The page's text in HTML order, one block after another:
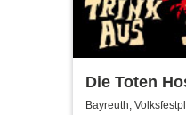
Die Toten
Wir müssen
Bayreuth,